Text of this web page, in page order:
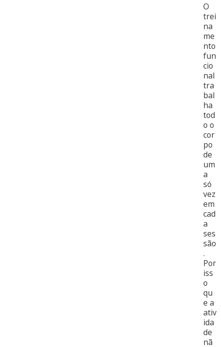
O
trei
na
me
nto
fun
cio
nal
tra
bal
ha
tod
o o
cor
po
de
um
a
só
vez
em
cad
a
ses
são
.
Por
iss
o
qu
e a
ativ
ida
de
nã